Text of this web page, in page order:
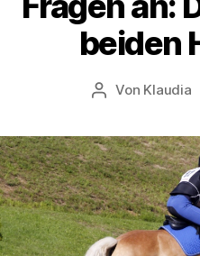
beiden
Beitragsautor
Von Klaudia